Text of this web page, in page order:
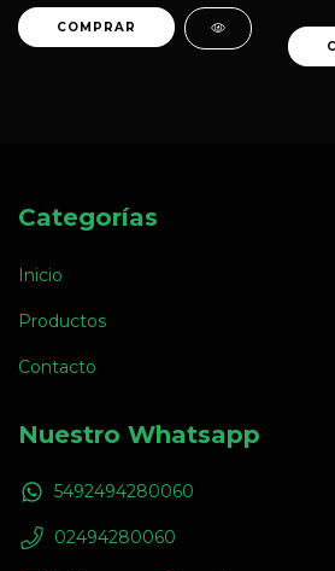
Categorías
Inicio
Productos
Contacto
Nuestro Whatsapp
5492494280060
02494280060